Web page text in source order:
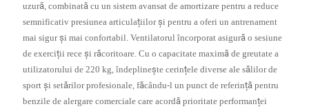
uzură, combinată cu un sistem avansat de amortizare pentru a reduce
semnificativ presiunea articulațiilor și pentru a oferi un antrenament
mai sigur și mai confortabil. Ventilatorul încorporat asigură o sesiune
de exerciții rece și răcoritoare. Cu o capacitate maximă de greutate a
utilizatorului de 220 kg, îndeplinește cerințele diverse ale sălilor de
sport și setărilor profesionale, făcându-l un punct de referință pentru
benzile de alergare comerciale care acordă prioritate performanței